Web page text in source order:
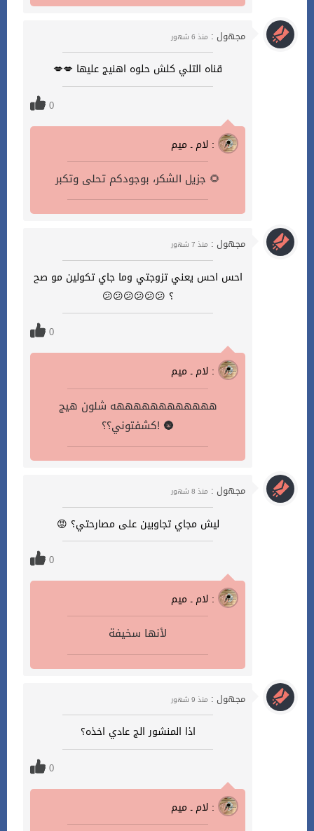
مجهول : منذ 6 شهور
قناه التلي كلش حلوه اهنيج عليها 💋💋
0
لام ـ ميم :
جزيل الشكر، بوجودكم تحلى وتكبر 🌻
مجهول : منذ 7 شهور
احس احس يعني تزوجتي وما جاي تكولين مو صح
؟ 😕😕😕😕😕😕
0
لام ـ ميم :
ههههههههههههه شلون هيج
كشفتوني؟؟! 🌚
مجهول : منذ 8 شهور
ليش مجاي تجاوبين على مصارحتي؟ 😡
0
لام ـ ميم :
لأنها سخيفة
مجهول : منذ 9 شهور
اذا المنشور الج عادي اخذه؟
0
لام ـ ميم :